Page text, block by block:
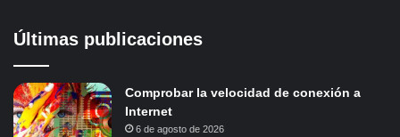
Últimas publicaciones
Comprobar la velocidad de conexión a
Internet
6 de agosto de 2026